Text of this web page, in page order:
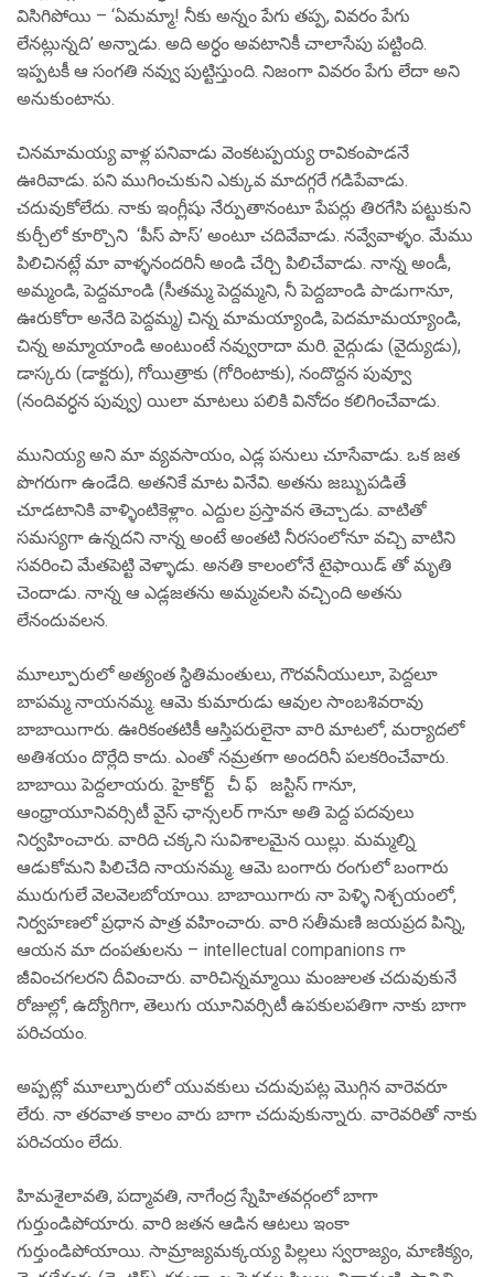
విసిగిపోయి – ‘ఏమమ్మా! నీకు అన్నం పేగు తప్ప, వివరం పేగు
లేనట్లున్నది’ అన్నాడు. అది అర్ధం అవటానికీ చాలాసేపు పట్టింది.
ఇప్పటకీ ఆ సంగతి నవ్వు పుట్టిస్తుంది. నిజంగా వివరం పేగు లేదా అని
అనుకుంటాను.
చినమామయ్య వాళ్ల పనివాడు వెంకటప్పయ్య రావికంపాడనే
ఊరివాడు. పని ముగించుకుని ఎక్కువ మాదగ్గరే గడిపేవాడు.
చదువుకోలేదు. నాకు ఇంగ్లీషు నేర్పుతానంటూ పేపర్లు తిరగేసి పట్టుకుని
కుర్చీలో కూర్చొని ‘పీస్ పాస్’ అంటూ చదివేవాడు. నవ్వేవాళ్ళం. మేము
పిలిచినట్లే మా వాళ్ళనందరినీ అండి చేర్చి పిలిచేవాడు. నాన్న అండీ,
అమ్మండి, పెద్దమాండి (సీతమ్మ పెద్దమ్మని, నీ పెద్దబాండి పాడుగానూ,
ఊరుకోరా అనేది పెద్దమ్మ) చిన్న మామయ్యాండి, పెదమామయ్యాండి,
చిన్న అమ్మాయాండి అంటుంటే నవ్వురాదా మరి. వైద్గుడు (వైద్యుడు),
డాస్కరు (డాక్టరు), గోయిత్రాకు (గోరింటాకు), నందొద్దన పువ్వూ
(నందివర్ధన పువ్వు) యిలా మాటలు పలికి వినోదం కలిగించేవాడు.
మునియ్య అని మా వ్యవసాయం, ఎడ్ల పనులు చూసేవాడు. ఒక జత
పొగరుగా ఉండేది. అతనికే మాట వినేవి. అతను జబ్బుపడితే
చూడటానికి వాళ్ళింటికెళ్లాం. ఎద్దుల ప్రస్తావన తెచ్చాడు. వాటితో
సమస్యగా ఉన్నదని నాన్న అంటే అంతటి నీరసంలోనూ వచ్చి వాటిని
సవరించి మేతపెట్టి వెళ్ళాడు. అనతి కాలంలోనే టైఫాయిడ్ తో మృతి
చెందాడు. నాన్న ఆ ఎడ్లజతను అమ్మవలసి వచ్చింది అతను
లేనందువలన.
మూల్పూరులో అత్యంత స్థితిమంతులు, గౌరవనీయులూ, పెద్దలూ
బాపమ్మ నాయనమ్మ. ఆమె కుమారుడు ఆవుల సాంబశివరావు
బాబాయిగారు. ఊరికంతటికీ ఆస్తిపరులైనా వారి మాటలో, మర్యాదలో
అతిశయం దొర్లేది కాదు. ఎంతో నమ్రతగా అందరినీ పలకరించేవారు.
బాబాయి పెద్దలాయరు. హైకోర్ట్ చీ ఫ్ జస్టిస్ గానూ,
ఆంధ్రాయూనివర్సిటీ వైస్ ఛాన్సలర్ గానూ అతి పెద్ద పదవులు
నిర్వహించారు. వారిది చక్కని సువిశాలమైన యిల్లు. మమ్మల్ని
ఆడుకోమని పిలిచేది నాయనమ్మ. ఆమె బంగారు రంగులో బంగారు
మురుగులే వెలవెలబోయాయి. బాబాయిగారు నా పెళ్ళి నిశ్చయంలో,
నిర్వహణలో ప్రధాన పాత్ర వహించారు. వారి సతీమణి జయప్రద పిన్ని,
ఆయన మా దంపతులను – intellectual companions గా
జీవించగలరని దీవించారు. వారిచిన్నమ్మాయి మంజులత చదువుకునే
రోజుల్లో, ఉద్యోగిగా, తెలుగు యూనివర్సిటీ ఉపకులపతిగా నాకు బాగా
పరిచయం.
అప్పట్లో మూల్పూరులో యువకులు చదువుపట్ల మొగ్గిన వారెవరూ
లేరు. నా తరవాత కాలం వారు బాగా చదువుకున్నారు. వారెవరితో నాకు
పరిచయం లేదు.
హిమశైలావతి, పద్మావతి, నాగేంద్ర స్నేహితవర్గంలో బాగా
గుర్తుండిపోయారు. వారి జతన ఆడిన ఆటలు ఇంకా
గుర్తుండిపోయాయి. సామ్రాజ్యమక్కయ్య పిల్లలు స్వరాజ్యం, మాణిక్యం,